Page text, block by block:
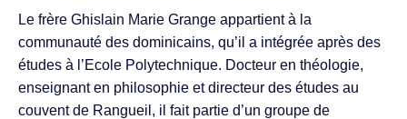
Le frère Ghislain Marie Grange appartient à la
communauté des dominicains, qu’il a intégrée après des
études à l’Ecole Polytechnique. Docteur en théologie,
enseignant en philosophie et directeur des études au
couvent de Rangueil, il fait partie d’un groupe de